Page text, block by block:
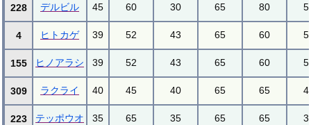
228 デルビル 45 60 30 65 80
4 ヒトカゲ 39 52 43 65 60
155 ヒノアラシ 39 52 43 65 60
309 ラクライ 40 45 40 65 65
223 テッポウオ 35 65 35 65 65